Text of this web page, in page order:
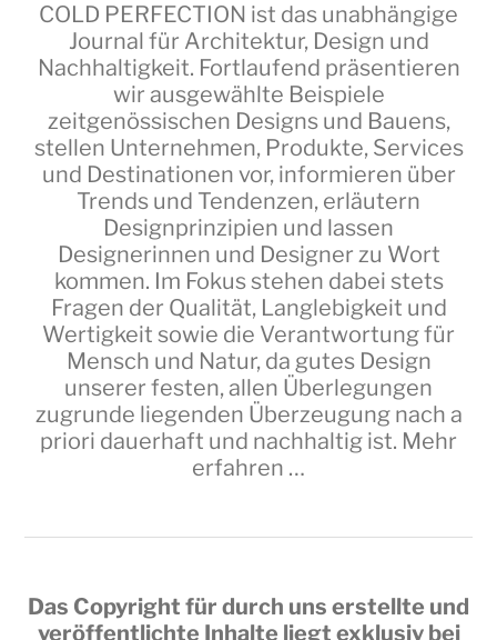
COLD PERFECTION ist das unabhängige
Journal für Architektur, Design und
Nachhaltigkeit. Fortlaufend präsentieren
wir ausgewählte Beispiele
zeitgenössischen Designs und Bauens,
stellen Unternehmen, Produkte, Services
und Destinationen vor, informieren über
Trends und Tendenzen, erläutern
Designprinzipien und lassen
Designerinnen und Designer zu Wort
kommen. Im Fokus stehen dabei stets
Fragen der Qualität, Langlebigkeit und
Wertigkeit sowie die Verantwortung für
Mensch und Natur, da gutes Design
unserer festen, allen Überlegungen
zugrunde liegenden Überzeugung nach a
priori dauerhaft und nachhaltig ist. Mehr
erfahren …
Das Copyright für durch uns erstellte und
veröffentlichte Inhalte liegt exklusiv bei